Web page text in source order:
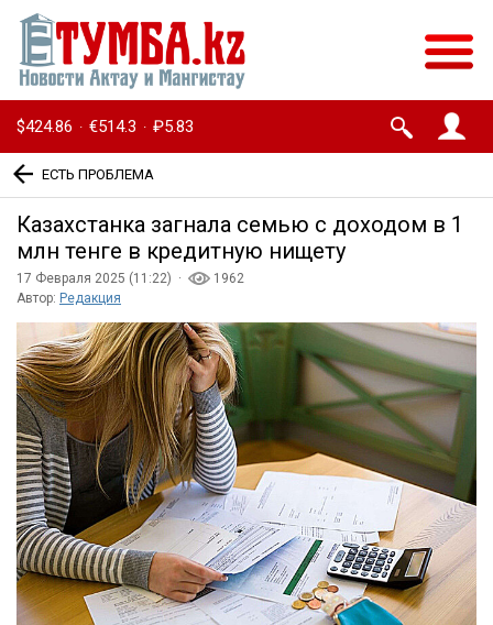
$424.86 · €514.3 · ₽5.83
ЕСТЬ ПРОБЛЕМА
Казахстанка загнала семью с доходом в 1
млн тенге в кредитную нищету
17 Февраля 2025 (11:22) ·
1962
Автор: Редакция